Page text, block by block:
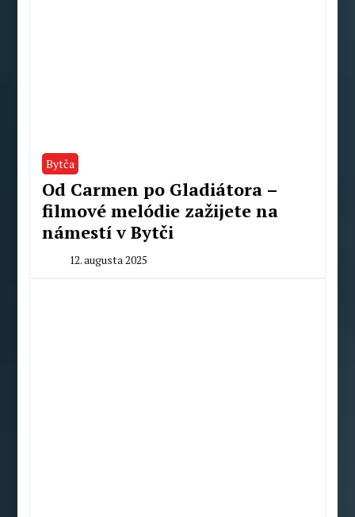
Bytča
Od Carmen po Gladiátora –
filmové melódie zažijete na
námestí v Bytči
12. augusta 2025